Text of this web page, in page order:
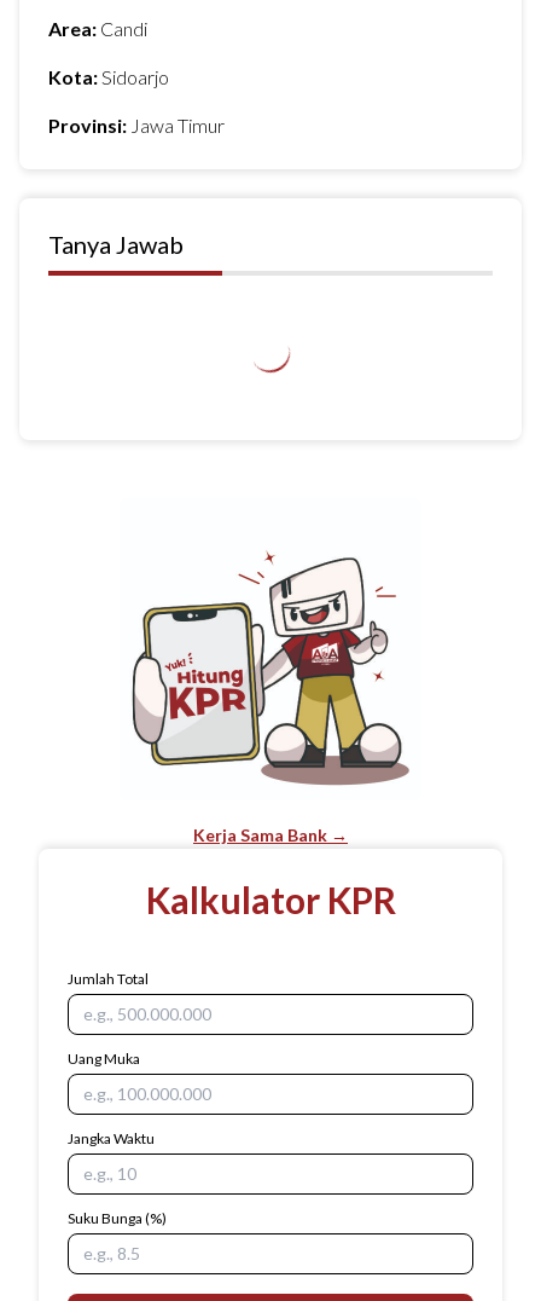
Kerja Sama Bank →
Kalkulator KPR
Jumlah Total
Uang Muka
Jangka Waktu
Suku Bunga (%)
Area: Candi
Kota:Sidoarjo
Provinsi: Jawa Timur
Tanya Jawab